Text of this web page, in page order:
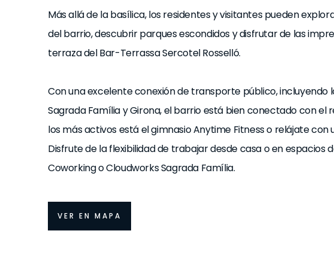
Más allá de la basílica, los residentes y visitantes pueden
del barrio, descubrir parques escondidos y disfrutar de las
terraza del Bar-Terrassa Sercotel Rosselló.
Con una excelente conexión de transporte público, incluyendo
Sagrada Família y Girona, el barrio está bien conectado con el
los más activos está el gimnasio Anytime Fitness o relájate con
Disfrute de la flexibilidad de trabajar desde casa o en espacios
Coworking o Cloudworks Sagrada Família.
VER EN MAPA